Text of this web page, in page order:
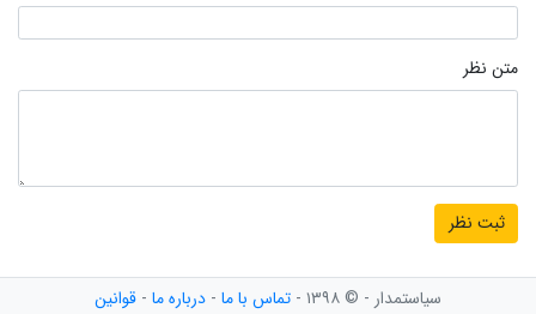
متن نظر
سیاستمدار - © ۱۳۹۸ - تماس با ما - درباره ما - قوانین